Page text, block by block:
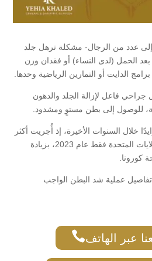
عدد من الرجال- مشكلة ترهل جلد
الحمل (لدى النساء) أو فقدان وزن
الدايت أو التمارين الرياضية وحدها.
فاعل لإزالة الجلد والدهون
للوصول إلى بطن مستوٍ ومشدود.
خلال السنوات الأخيرة، إذ أُجريت أكثر
من 170 ألف عملية داخل الولايات المتحدة فقط عام 2023، بزيادة
عملية شد البطن الواجب
عبر الهاتف